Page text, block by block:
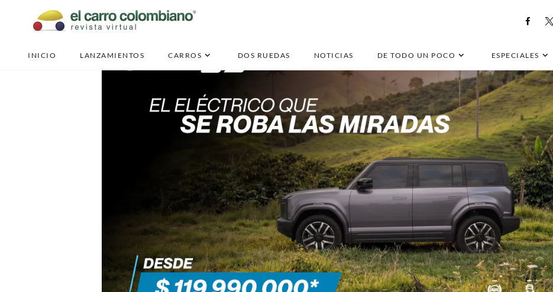
INICIO LANZAMIENTOS CARROS DOS RUEDAS NOTICIAS DE TODO UN POCO ESPECIALES